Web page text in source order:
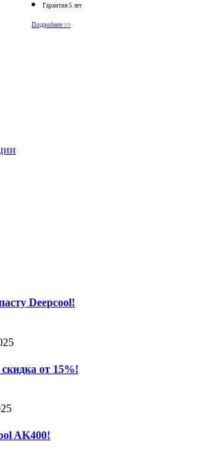
Гарантия 5 лет
Подробнее >>
Deepcool!
от 15%!
AK400!